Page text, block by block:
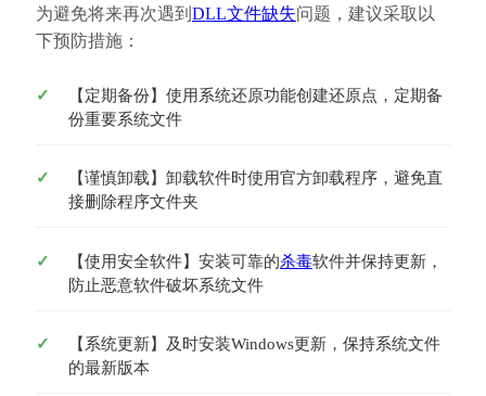
为避免将来再次遇到 DLL文件缺失问题，建议采取以
下预防措施：
【定期备份】使用系统还原功能创建还原点，定期备
份重要系统文件
【谨慎卸载】卸载软件时使用官方卸载程序，避免直
接删除程序文件夹
【使用安全软件】安装可靠的杀毒软件并保持更新，
防止恶意软件破坏系统文件
【系统更新】及时安装Windows更新，保持系统文件
的最新版本